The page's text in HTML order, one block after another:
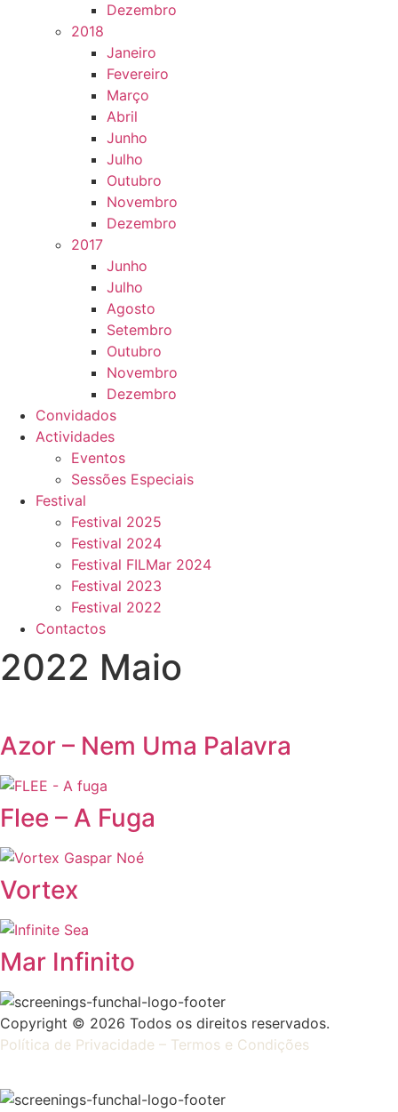
Dezembro
2018
Janeiro
Fevereiro
Março
Abril
Junho
Julho
Outubro
Novembro
Dezembro
2017
Junho
Julho
Agosto
Setembro
Outubro
Novembro
Dezembro
Convidados
Actividades
Eventos
Sessões Especiais
Festival
Festival 2025
Festival 2024
Festival FILMar 2024
Festival 2023
Festival 2022
Contactos
2022 Maio
Azor – Nem Uma Palavra
Flee – A Fuga
Vortex
Mar Infinito
Copyright © 2026 Todos os direitos reservados.
Política de Privacidade – Termos e Condições